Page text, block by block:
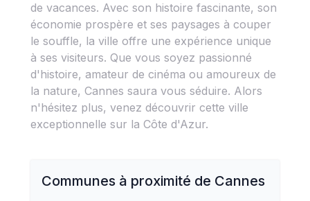
de vacances. Avec son histoire fascinante, son
économie prospère et ses paysages à couper
le souffle, la ville offre une expérience unique
à ses visiteurs. Que vous soyez passionné
d'histoire, amateur de cinéma ou amoureux de
la nature, Cannes saura vous séduire. Alors
n'hésitez plus, venez découvrir cette ville
exceptionnelle sur la Côte d'Azur.
Communes à proximité de Cannes